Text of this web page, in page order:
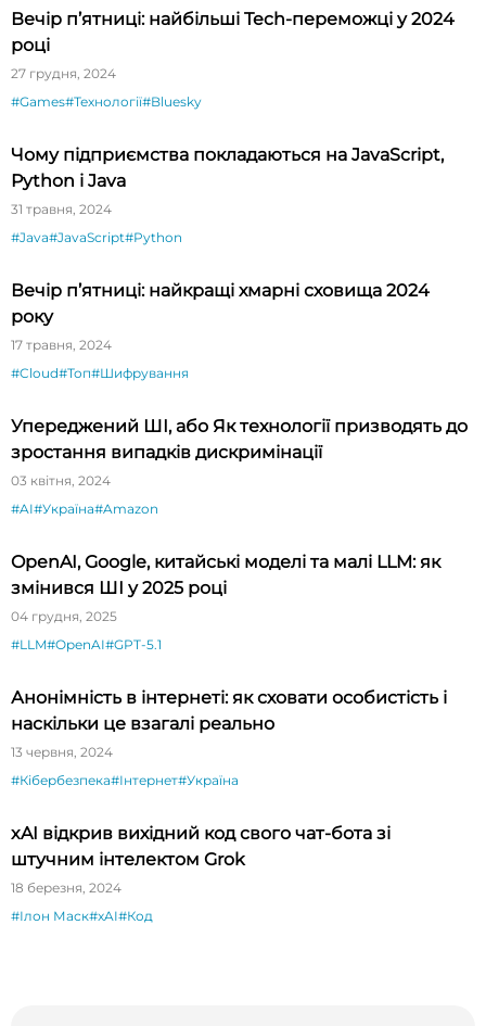
Вечір п’ятниці: найбільші Tech-переможці у 2024
році
27 грудня, 2024
#Games#Технології#Bluesky
Чому підприємства покладаються на JavaScript,
Python і Java
31 травня, 2024
#Java#JavaScript#Python
Вечір п’ятниці: найкращі хмарні сховища 2024
року
17 травня, 2024
#Cloud#Топ#Шифрування
Упереджений ШІ, або Як технології призводять до
зростання випадків дискримінації
03 квітня, 2024
#AI#Україна#Amazon
OpenAI, Google, китайські моделі та малі LLM: як
змінився ШІ у 2025 році
04 грудня, 2025
#LLM#OpenAI#GPT-5.1
Анонімність в інтернеті: як сховати особистість і
наскільки це взагалі реально
13 червня, 2024
#Кібербезпека#Інтернет#Україна
xAI відкрив вихідний код свого чат-бота зі
штучним інтелектом Grok
18 березня, 2024
#Ілон Маск#xAI#Код